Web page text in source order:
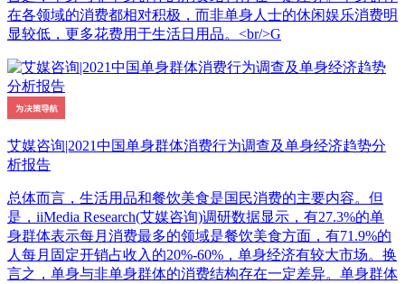
在各领域的消费都相对积极，而非单身人士的休闲娱乐消费明
显较低，更多花费用于生活日用品。<br/>G
艾媒咨询|2021中国单身群体消费行为调查及单身经济趋势分
析报告
总体而言，生活用品和餐饮美食是国民消费的主要内容。但
是，iiMedia Research(艾媒咨询)调研数据显示，有27.3%的单
身群体表示每月消费最多的领域是餐饮美食方面，有71.9%的
人每月固定开销占收入的20%-60%，单身经济有较大市场。换
言之，单身与非单身群体的消费结构存在一定差异。单身群体